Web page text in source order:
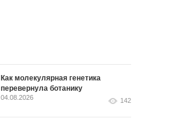
Как молекулярная генетика
перевернула ботанику
04.08.2026 142